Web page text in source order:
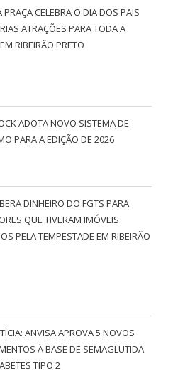
PRAÇA CELEBRA O DIA DOS PAIS
ATRAÇÕES PARA TODA A
RIBEIRÃO PRETO
ADOTA NOVO SISTEMA DE
PARA A EDIÇÃO DE 2026
DINHEIRO DO FGTS PARA
QUE TIVERAM IMÓVEIS
PELA TEMPESTADE EM RIBEIRÃO
ANVISA APROVA 5 NOVOS
À BASE DE SEMAGLUTIDA
TIPO 2